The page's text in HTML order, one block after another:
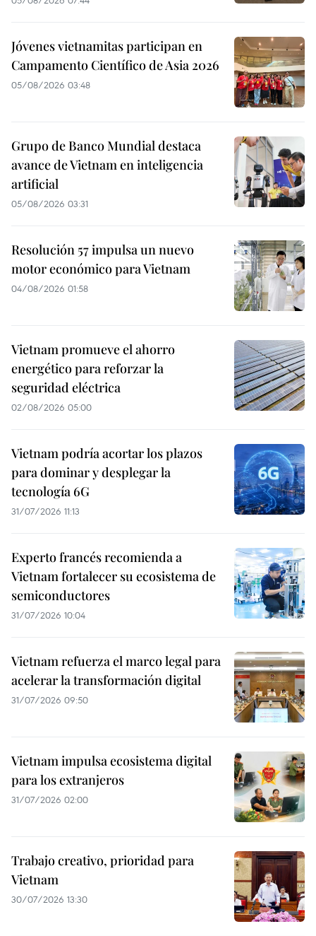
Jóvenes vietnamitas participan en
Campamento Científico de Asia 2026
05/08/2026 03:48
Grupo de Banco Mundial destaca
avance de Vietnam en inteligencia
artificial
05/08/2026 03:31
Resolución 57 impulsa un nuevo
motor económico para Vietnam
04/08/2026 01:58
Vietnam promueve el ahorro
energético para reforzar la
seguridad eléctrica
02/08/2026 05:00
Vietnam podría acortar los plazos
para dominar y desplegar la
tecnología 6G
31/07/2026 11:13
Experto francés recomienda a
Vietnam fortalecer su ecosistema de
semiconductores
31/07/2026 10:04
Vietnam refuerza el marco legal para
acelerar la transformación digital
31/07/2026 09:50
Vietnam impulsa ecosistema digital
para los extranjeros
31/07/2026 02:00
Trabajo creativo, prioridad para
Vietnam
30/07/2026 13:30